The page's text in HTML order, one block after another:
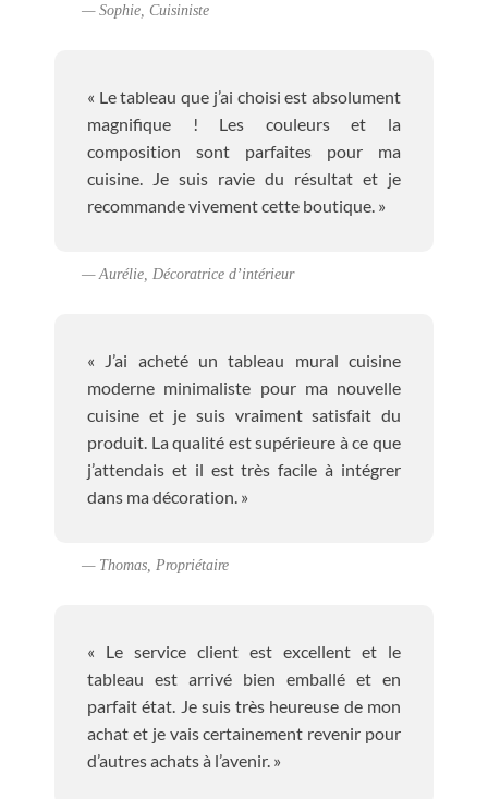
— Sophie, Cuisiniste
« Le tableau que j’ai choisi est absolument
magnifique ! Les couleurs et la
composition sont parfaites pour ma
cuisine. Je suis ravie du résultat et je
recommande vivement cette boutique. »
— Aurélie, Décoratrice d’intérieur
« J’ai acheté un tableau mural cuisine
moderne minimaliste pour ma nouvelle
cuisine et je suis vraiment satisfait du
produit. La qualité est supérieure à ce que
j’attendais et il est très facile à intégrer
dans ma décoration. »
— Thomas, Propriétaire
« Le service client est excellent et le
tableau est arrivé bien emballé et en
parfait état. Je suis très heureuse de mon
achat et je vais certainement revenir pour
d’autres achats à l’avenir. »